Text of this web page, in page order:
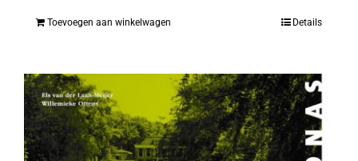
Toevoegen aan winkelwagen Details